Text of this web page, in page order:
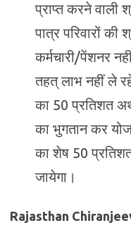
प्राप्त करने वाली
पात्र परिवारों
कर्मचारी/पेंशनर
तहत् लाभ नहीं ले रहे
का 50 प्रतिशत
का भुगतान कर
का शेष 50 प्रतिशत
जायेगा।
Rajasthan